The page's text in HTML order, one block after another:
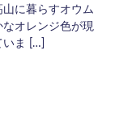
に暮らすオウム
オレンジ色が現
ま […]